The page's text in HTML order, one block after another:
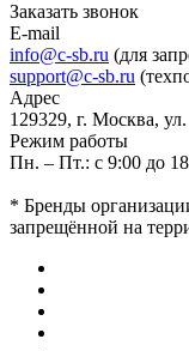
Заказать звонок
E-mail
info@c-sb.ru (для
support@c-sb.ru
Адрес
129329, г. Москва,
Режим работы
Пн. – Пт.: с 9:00 до
* Бренды
запрещённой на